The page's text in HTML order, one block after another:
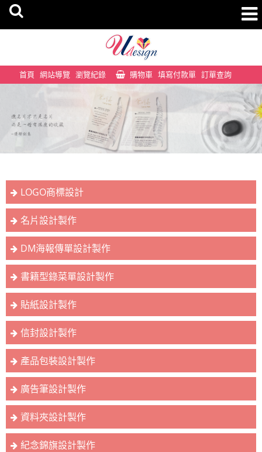
首頁 網站導覽 瀏覽紀錄 購物車 填寫付款單 訂單查詢
LOGO商標設計
名片設計製作
DM海報傳單設計製作
書籍型錄菜單設計製作
貼紙設計製作
信封設計製作
產品包裝設計製作
廣告筆設計製作
資料夾設計製作
紀念錦旗設計製作